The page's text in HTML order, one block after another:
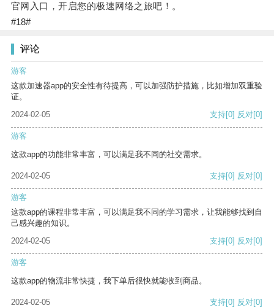
官网入口，开启您的极速网络之旅吧！。
#18#
评论
游客
这款加速器app的安全性有待提高，可以加强防护措施，比如增加双重验
证。
2024-02-05
支持[0] 反对[0]
游客
这款app的功能非常丰富，可以满足我不同的社交需求。
2024-02-05 支持[0] 反对[0]
游客
这款app的课程非常丰富，可以满足我不同的学习需求，让我能够找到自
己感兴趣的知识。
2024-02-05
支持[0] 反对[0]
游客
这款app的物流非常快捷，我下单后很快就能收到商品。
2024-02-05 支持[0] 反对[0]